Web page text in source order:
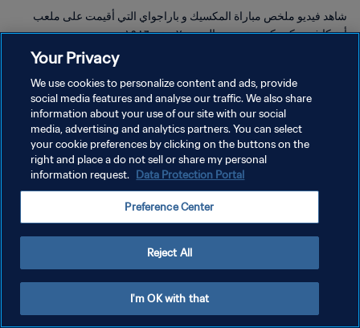
شاهد فيديو ملخص مباراة المكسيك و باراجواي التي أقيمت على ملعب
أزتيكا في مكسيكو سيتي يوم السبت ٧ يونيو ١٩٨٦.
سياسة الخصوصية
إدارة تفضيلات ملفات تعريف الارتباط
Your Privacy
We use cookies to personalize content and ads, provide
social media features and analyse our traffic. We also share
information about your use of our site with our social
media, advertising and analytics partners. You can select
your cookie preferences by clicking on the buttons on the
right and place a do not sell or share my personal
information request. Data Protection Portal
Preference Center
Reject All
I'm OK with that